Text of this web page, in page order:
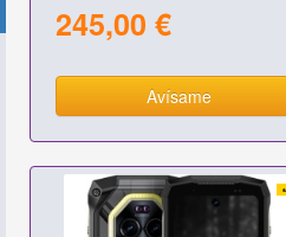
245,00 €
Avísame